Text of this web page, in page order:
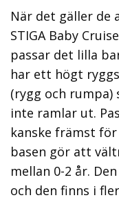
När det gäller de
STIGA Baby
passar det lilla
har ett högt
(rygg och
inte ramlar ut.
kanske främst
basen gör att
mellan 0-2 år.
och den finns i